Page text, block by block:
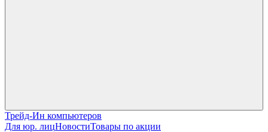
Трейд-Ин компьютеров
Для юр. лицНовостиТовары по акции